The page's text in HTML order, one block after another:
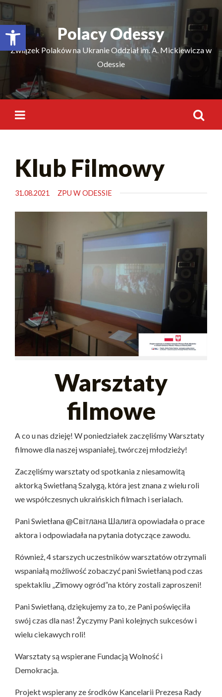
Відкрити Панель інструментівPolacy Odessy
Związek Polaków na Ukranie Oddział im. A. Mickiewicza w
Odessie
Klub Filmowy
31.08.2021 ZPU W ODESSIE
Warsztaty
filmowe
A co u nas dzieję! W poniedziałek zaczęliśmy Warsztaty
filmowe dla naszej wspaniałej, twórczej młodzieży!
Zaczęliśmy warsztaty od spotkania z niesamowitą
aktorką Swietłaną Szalygą, która jest znana z wielu roli
we współczesnych ukraińskich filmach i serialach.
Pani Swietłana @Світлана Шалига opowiadała o prace
aktora i odpowiadała na pytania dotyczące zawodu.
Również, 4 starszych uczestników warsztatów otrzymali
wspaniałą możliwość zobaczyć pani Swietłaną pod czas
spektakliu „Zimowy ogród”na który zostali zaproszeni!
Pani Swietłaną, dziękujemy za to, ze Pani poświęciła
swój czas dla nas! Życzymy Pani kolejnych sukcesów i
wielu ciekawych roli!
Warsztaty są wspierane Fundacją Wolność i
Demokracja.
Projekt wspierany ze środków Kancelarii Prezesa Rady